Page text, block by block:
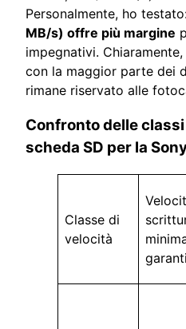
Personalmente, ho
MB/s) offre più margine
impegnativi.
con la maggior parte dei
rimane riservato alle
Confronto delle
scheda SD per la
Classe di
velocità